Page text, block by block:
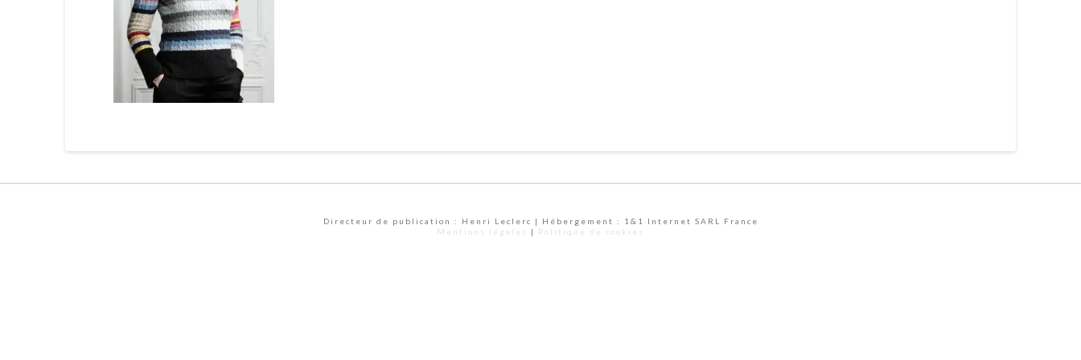
Directeur de publication : Henri Leclerc | Hébergement : 1&1 Internet SARL France
Mentions légales
| Politique de cookies